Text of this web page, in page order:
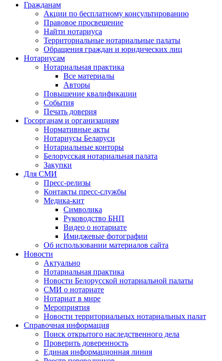
Гражданам
Акции по бесплатному консультированию
Правовое просвещение
Найти нотариуса
Территориальные нотариальные палаты
Обращения граждан и юридических лиц
Нотариусам
Нотариальная практика
Все материалы
Авторы
Повышение квалификации
События
Печать доверия
Госорганам и организациям
Нормативные акты
Нотариусы Беларуси
Нотариальные конторы
Белорусская нотариальная палата
Закупки
Для СМИ
Пресс-релизы
Контакты пресс-службы
Медика-кит
Символика
Руководство БНП
Видео о нотариате
Имиджевые фотографии
Об использовании материалов сайта
Новости
Актуально
Нотариальная практика
Новости Белорусской нотариальной палаты
СМИ о нотариате
Нотариат в мире
Мероприятия
Новости территориальных нотариальных палат
Справочная информация
Поиск открытого наследственного дела
Проверить доверенность
Единая информационная линия